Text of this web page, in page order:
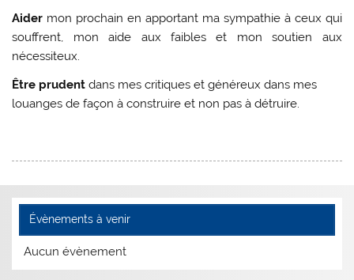
Aider mon prochain en apportant ma sympathie à ceux qui
souffrent, mon aide aux faibles et mon soutien aux
nécessiteux.
Être prudentdans mes critiques et généreux dans mes
louanges de façon à construire et non pas à détruire.
Évènements à venir
Aucun évènement